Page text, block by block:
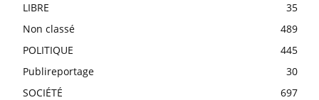
LIBRE
35
Non classé
489
POLITIQUE
445
Publireportage
30
SOCIÉTÉ
697